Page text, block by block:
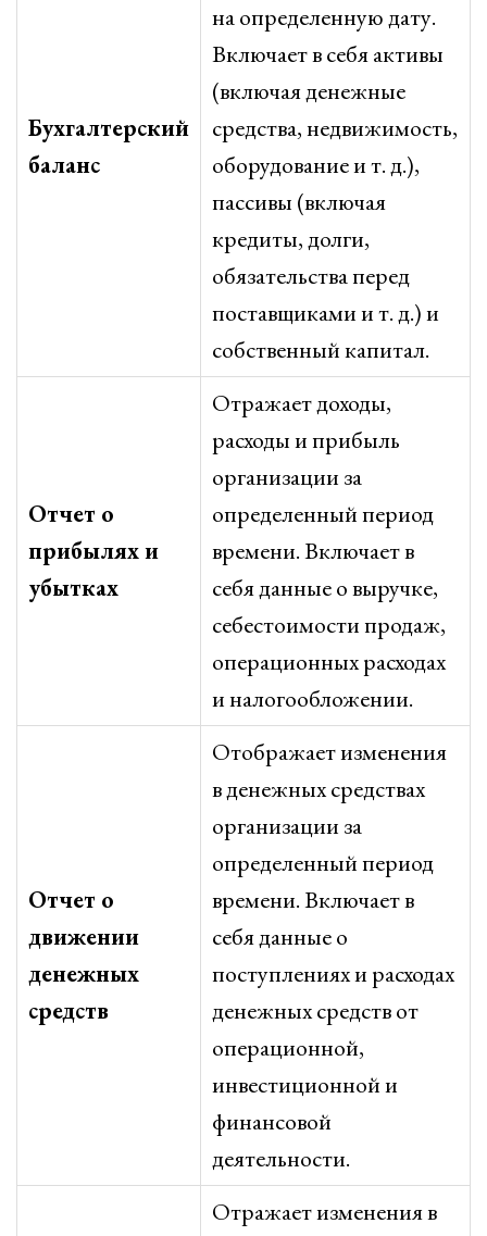
Бухгалтерский
баланс
на определенную дату.
Включает в себя активы
(включая денежные
средства, недвижимость,
оборудование и т. д.),
пассивы (включая
кредиты, долги,
обязательства перед
поставщиками и т. д.) и
собственный капитал.
Отчет о
прибылях и
убытках
Отражает доходы,
расходы и прибыль
организации за
определенный период
времени. Включает в
себя данные о выручке,
себестоимости продаж,
операционных расходах
и налогообложении.
Отчет о
движении
денежных
средств
Отображает изменения
в денежных средствах
организации за
определенный период
времени. Включает в
себя данные о
поступлениях и расходах
денежных средств от
операционной,
инвестиционной и
финансовой
деятельности.
Отражает изменения в